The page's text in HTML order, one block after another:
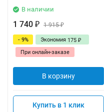
В наличии
1 740 ₽ 1 915₽
- 9% Экономия 175 ₽
При онлайн-заказе
В корзину
Купить в 1 клик